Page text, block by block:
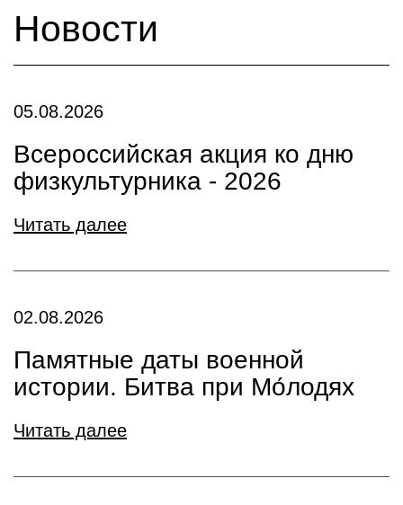
Новости
05.08.2026
Всероссийская акция ко дню
физкультурника - 2026
Читать далее
02.08.2026
Памятные даты военной
истории. Битва при Мо́лодях
Читать далее